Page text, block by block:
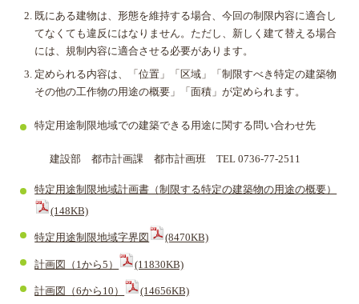
既にある建物は、形態を維持する場合、今回の制限内容に適合し
てなくても違反にはなりません。ただし、新しく建て替える場合
には、規制内容に適合させる必要があります。
定められる内容は、「位置」「区域」「制限すべき特定の建築物
その他の工作物の用途の概要」「⾯積」が定められます。
特定用途制限地域での建築できる用途に関する問い合わせ先
建設部 都市計画課 都市計画班 TEL 0736-77-2511
特定用途制限地域計画書（制限する特定の建築物の用途の概要）
(148KB)
特定用途制限地域字界図 (8470KB)
計画図（1から5） (11830KB)
計画図（6から10） (14656KB)